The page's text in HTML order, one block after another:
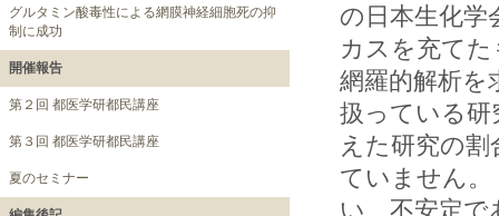
グルタミン酸毒性による網膜神経細胞死の抑
制に成功
開催報告
第２回 都医学研都民講座
第３回 都医学研都民講座
夏のセミナー
の日本生化
カスを充て
網羅的解析を
扱っている研
えた研究の
ていません
い、不安定